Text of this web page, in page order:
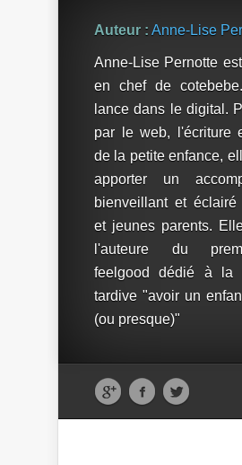
Auteur : Anne-Lise
Anne-Lise Pernotte
en chef de
lance dans le digital.
par le web, l'écriture
de la petite enfance,
apporter un
bienveillant et
et jeunes parents.
l'auteure du
feelgood dédié à la
tardive "avoir un
(ou presque)"